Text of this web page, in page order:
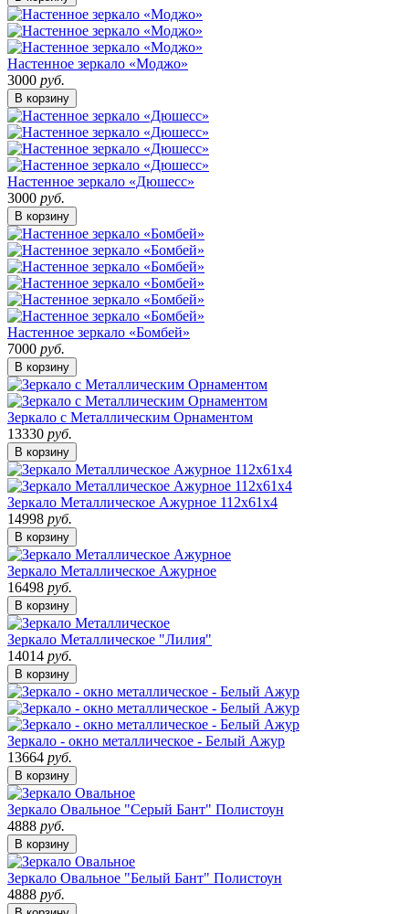
Настенное зеркало «Моджо»
3000 руб.
В корзину
Настенное зеркало «Дюшесс»
3000 руб.
В корзину
Настенное зеркало «Бомбей»
7000 руб.
В корзину
Зеркало с Металлическим Орнаментом
13330 руб.
В корзину
Зеркало Металлическое Ажурное 112x61x4
14998 руб.
В корзину
Зеркало Металлическое Ажурное
16498 руб.
В корзину
Зеркало Металлическое "Лилия"
14014 руб.
В корзину
Зеркало - окно металлическое - Белый Ажур
13664 руб.
В корзину
Зеркало Овальное "Серый Бант" Полистоун
4888 руб.
В корзину
Зеркало Овальное "Белый Бант" Полистоун
4888 руб.